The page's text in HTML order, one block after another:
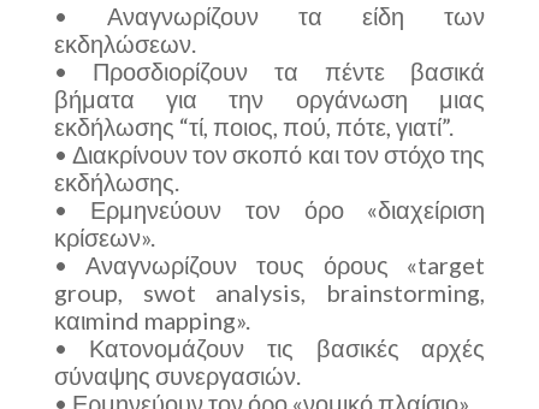
• Αναγνωρίζουν τα είδη των
εκδηλώσεων.
• Προσδιορίζουν τα πέντε βασικά
βήματα για την οργάνωση μιας
εκδήλωσης “τί, ποιος, πού, πότε, γιατί”.
• Διακρίνουν τον σκοπό και τον στόχο της
εκδήλωσης.
• Ερμηνεύουν τον όρο «διαχείριση
κρίσεων».
• Αναγνωρίζουν τους όρους «target
group, swot analysis, brainstorming,
καιmind mapping».
• Κατονομάζουν τις βασικές αρχές
σύναψης συνεργασιών.
• Ερμηνεύουν τον όρο «νομικό πλαίσιο».